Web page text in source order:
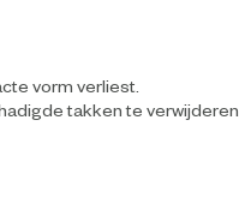
vorm verliest.
takken te verwijderen.